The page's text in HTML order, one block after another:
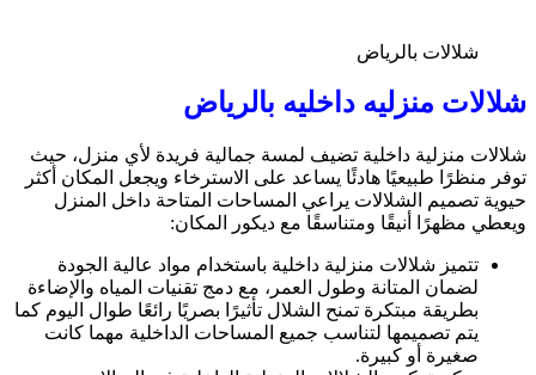
شلالات بالرياض
شلالات منزليه داخليه بالرياض
شلالات منزلية داخلية تضيف لمسة جمالية فريدة لأي منزل، حيث
توفر منظرًا طبيعيًا هادئًا يساعد على الاسترخاء ويجعل المكان أكثر
حيوية تصميم الشلالات يراعي المساحات المتاحة داخل المنزل
ويعطي مظهرًا أنيقًا ومتناسقًا مع ديكور المكان:
تتميز شلالات منزلية داخلية باستخدام مواد عالية الجودة
لضمان المتانة وطول العمر، مع دمج تقنيات المياه والإضاءة
بطريقة مبتكرة تمنح الشلال تأثيرًا بصريًا رائعًا طوال اليوم كما
يتم تصميمها لتناسب جميع المساحات الداخلية مهما كانت
صغيرة أو كبيرة.